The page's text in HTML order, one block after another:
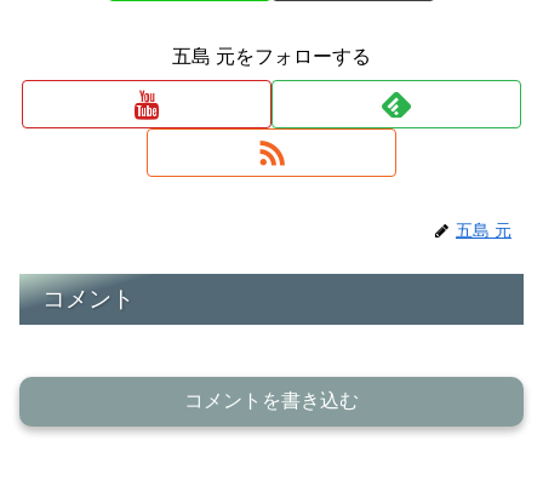
五島 元をフォローする
五島 元
コメント
コメントを書き込む